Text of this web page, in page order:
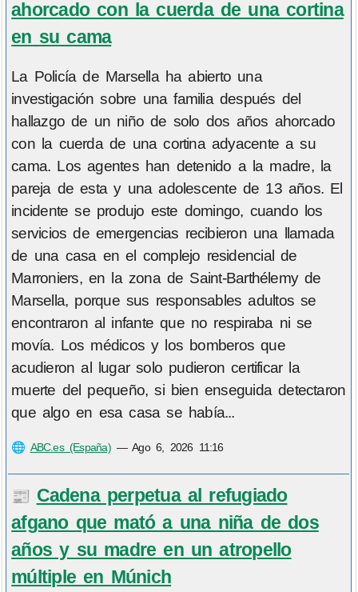
ahorcado con la cuerda de una cortina
en su cama
La Policía de Marsella ha abierto una
investigación sobre una familia después del
hallazgo de un niño de solo dos años ahorcado
con la cuerda de una cortina adyacente a su
cama. Los agentes han detenido a la madre, la
pareja de esta y una adolescente de 13 años. El
incidente se produjo este domingo, cuando los
servicios de emergencias recibieron una llamada
de una casa en el complejo residencial de
Marroniers, en la zona de Saint-Barthélemy de
Marsella, porque sus responsables adultos se
encontraron al infante que no respiraba ni se
movía. Los médicos y los bomberos que
acudieron al lugar solo pudieron certificar la
muerte del pequeño, si bien enseguida detectaron
que algo en esa casa se había...
🌐 ABC.es (España)—Ago 6, 2026 11:16
📰 Cadena perpetua al refugiado
afgano que mató a una niña de dos
años y su madre en un atropello
múltiple en Múnich